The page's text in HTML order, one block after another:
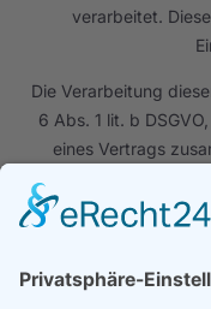
verarbeitet.
Die Verarbeitung
6 Abs. 1 lit. b
eines Vertrags
Fällen beruht die
Ihrer Einwilligung